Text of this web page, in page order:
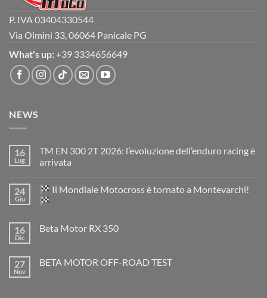
P. IVA 03404330544
Via Olmini 33, 06064 Panicale PG
What's up: +39 3334656649
NEWS
16
Lug
TM EN 300 2T 2026: l’evoluzione dell’enduro racing è
arrivata
su
TM
EN
2026:
è
arrivata
24
Giu
Il Mondiale Motocross è tornato a Montevarchi!
su
Motocross
è
16
Dic
Beta Motor RX 350
Beta
27
Nov
BETA MOTOR OFF-ROAD TEST